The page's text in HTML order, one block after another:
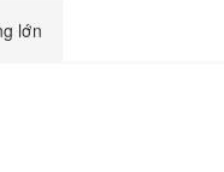
lớn